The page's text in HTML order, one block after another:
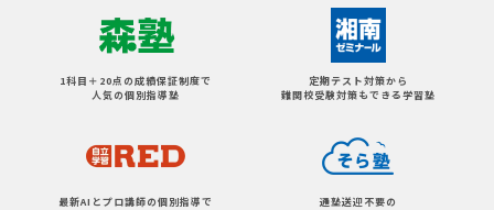
1科目＋20点の成績保証制度で
人気の個別指導塾
定期テスト対策から
難関校受験対策もできる学習塾
最新AIとプロ講師の個別指導で
通塾送迎不要の